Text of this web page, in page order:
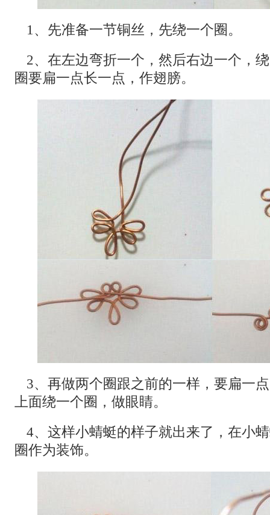
1、先准备一节铜丝，先绕一个圈。
2、在左边弯折一个，然后右边一个，
圈要扁一点长一点，作翅膀。
3、再做两个圈跟之前的一样，要扁一
上面绕一个圈，做眼睛。
4、这样小蜻蜓的样子就出来了，在小
圈作为装饰。